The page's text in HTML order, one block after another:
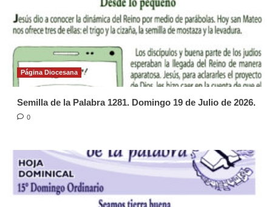
Página Diocesana
Semilla de la Palabra 1281. Domingo 19 de Julio de 2026.
0